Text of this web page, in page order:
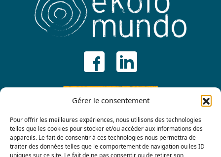
Gérer le consentement
Pour offrir les meilleures expériences, nous utilisons des technologies
telles que les cookies pour stocker et/ou accéder aux informations des
appareils. Le fait de consentir à ces technologies nous permettra de
traiter des données telles que le comportement de navigation ou les ID
uniques sur ce site. Le fait de ne pas consentir ou de retirer son
ADHÉRER